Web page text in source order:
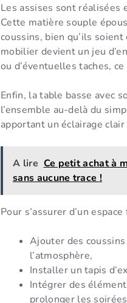
Les assises sont réalisées
Cette matière souple
coussins, bien qu’ils
mobilier devient un jeu
ou d’éventuelles taches,
Enfin, la table basse avec
l’ensemble au-delà du
apportant un éclairage
A lire Ce petit achat à
sans aucune trace !
Pour s’assurer d’un
Ajouter des
l’atmosphère,
Installer un tapis
Intégrer des
prolonger les soirées